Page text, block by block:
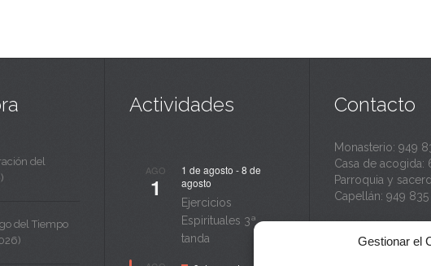
Gestionar el
del
del Tiempo
Actividades
AGO
1
1 de agosto -8 de
agosto
Ejercicios
Espirituales 3ª
tanda
Contacto
Monasterio: 949
Casa de acogida:
Parroquia y
Capellán: 949 835
Monasterio: